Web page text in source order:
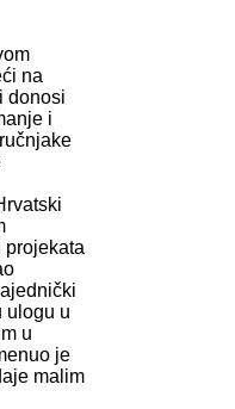
na
donosi
i
projekata
ulogu u
u
je
malim